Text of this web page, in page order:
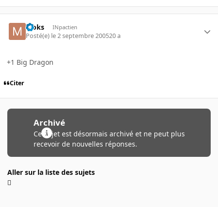
Moks INpactien
Posté(e) le 2 septembre 200520 a
+1 Big Dragon
Citer
Archivé
Ce sujet est désormais archivé et ne peut plus
recevoir de nouvelles réponses.
Aller sur la liste des sujets